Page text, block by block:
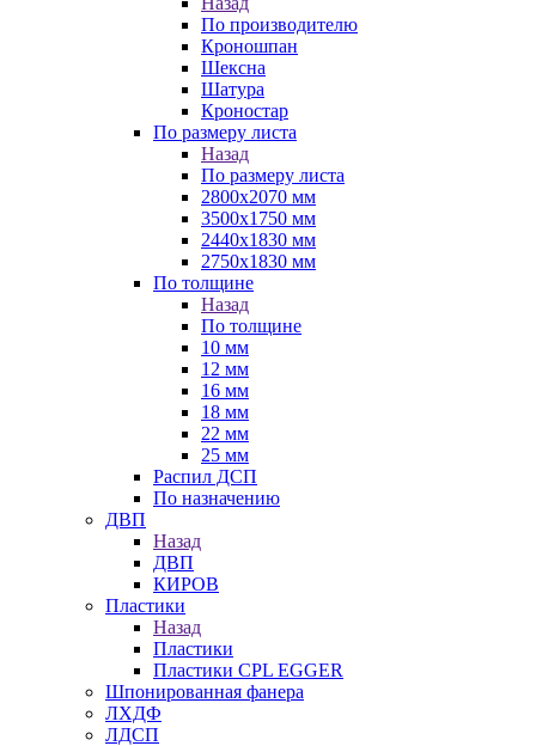
По производителю
Кроношпан
Шексна
Шатура
Кроностар
По размеру листа
Назад
По размеру листа
2800х2070 мм
3500х1750 мм
2440х1830 мм
2750х1830 мм
По толщине
Назад
По толщине
10 мм
12 мм
16 мм
18 мм
22 мм
25 мм
Распил ДСП
По назначению
ДВП
Назад
ДВП
КИРОВ
Пластики
Назад
Пластики
Пластики CPL EGGER
Шпонированная фанера
ЛХДФ
ЛДСП